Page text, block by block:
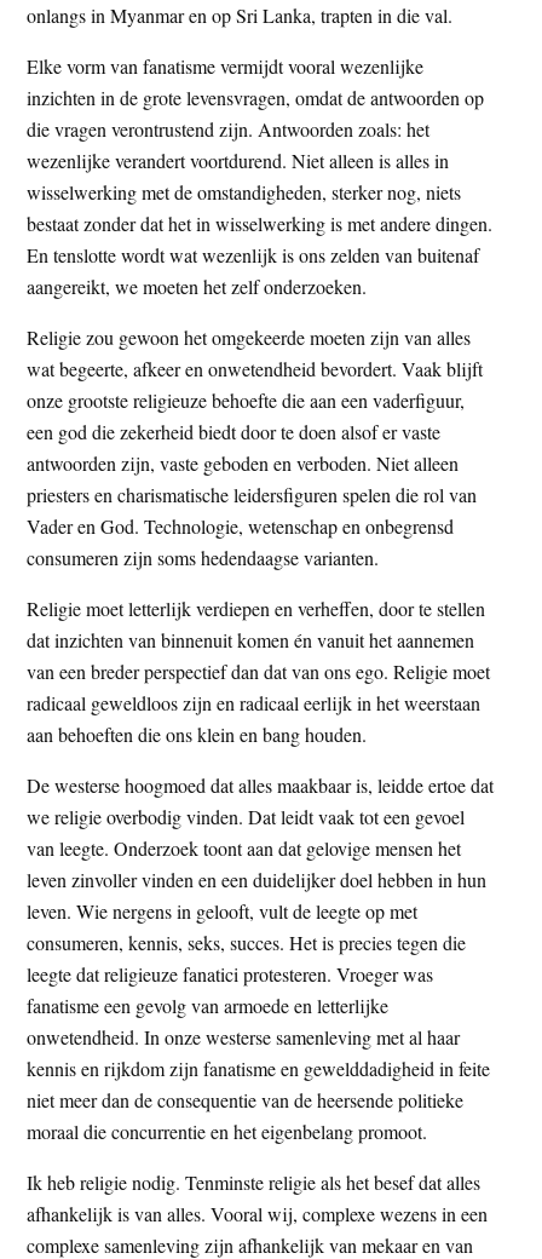
onlangs in Myanmar en op Sri Lanka, trapten in die val.
Elke vorm van fanatisme vermijdt vooral wezenlijke
inzichten in de grote levensvragen, omdat de antwoorden op
die vragen verontrustend zijn. Antwoorden zoals: het
wezenlijke verandert voortdurend. Niet alleen is alles in
wisselwerking met de omstandigheden, sterker nog, niets
bestaat zonder dat het in wisselwerking is met andere dingen.
En tenslotte wordt wat wezenlijk is ons zelden van buitenaf
aangereikt, we moeten het zelf onderzoeken.
Religie zou gewoon het omgekeerde moeten zijn van alles
wat begeerte, afkeer en onwetendheid bevordert. Vaak blijft
onze grootste religieuze behoefte die aan een vaderfiguur,
een god die zekerheid biedt door te doen alsof er vaste
antwoorden zijn, vaste geboden en verboden. Niet alleen
priesters en charismatische leidersfiguren spelen die rol van
Vader en God. Technologie, wetenschap en onbegrensd
consumeren zijn soms hedendaagse varianten.
Religie moet letterlijk verdiepen en verheffen, door te stellen
dat inzichten van binnenuit komen én vanuit het aannemen
van een breder perspectief dan dat van ons ego. Religie moet
radicaal geweldloos zijn en radicaal eerlijk in het weerstaan
aan behoeften die ons klein en bang houden.
De westerse hoogmoed dat alles maakbaar is, leidde ertoe dat
we religie overbodig vinden. Dat leidt vaak tot een gevoel
van leegte. Onderzoek toont aan dat gelovige mensen het
leven zinvoller vinden en een duidelijker doel hebben in hun
leven. Wie nergens in gelooft, vult de leegte op met
consumeren, kennis, seks, succes. Het is precies tegen die
leegte dat religieuze fanatici protesteren. Vroeger was
fanatisme een gevolg van armoede en letterlijke
onwetendheid. In onze westerse samenleving met al haar
kennis en rijkdom zijn fanatisme en gewelddadigheid in feite
niet meer dan de consequentie van de heersende politieke
moraal die concurrentie en het eigenbelang promoot.
Ik heb religie nodig. Tenminste religie als het besef dat alles
afhankelijk is van alles. Vooral wij, complexe wezens in een
complexe samenleving zijn afhankelijk van mekaar en van